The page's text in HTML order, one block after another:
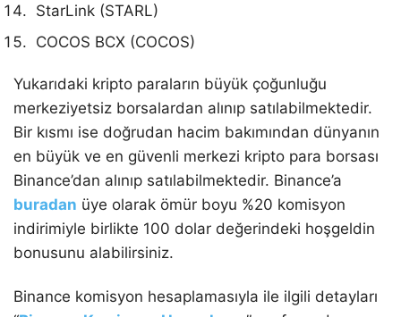
StarLink (STARL)
COCOS BCX (COCOS)
Yukarıdaki kripto paraların büyük çoğunluğu
merkeziyetsiz borsalardan alınıp satılabilmektedir.
Bir kısmı ise doğrudan hacim bakımından dünyanın
en büyük ve en güvenli merkezi kripto para borsası
Binance’dan alınıp satılabilmektedir. Binance’a
buradan üye olarak ömür boyu %20 komisyon
indirimiyle birlikte 100 dolar değerindeki hoşgeldin
bonusunu alabilirsiniz.
Binance komisyon hesaplamasıyla ile ilgili detayları